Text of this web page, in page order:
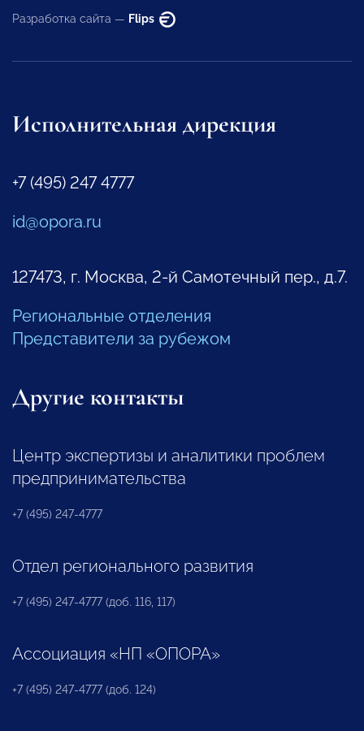
Разработка сайта — Flips
Исполнительная дирекция
+7 (495) 247 4777
id@opora.ru
127473, г. Москва, 2-й Самотечный пер., д.7.
Региональные отделения
Представители за рубежом
Другие контакты
Центр экспертизы и аналитики проблем
предпринимательства
+7 (495) 247-4777
Отдел регионального развития
+7 (495) 247-4777 (доб. 116, 117)
Ассоциация «НП «ОПОРА»
+7 (495) 247-4777 (доб. 124)